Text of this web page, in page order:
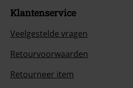
Klantenservice
Veelgestelde vragen
Retourvoorwaarden
Retourneer item